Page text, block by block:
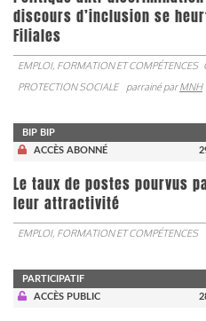
discours d’inclusion se
Filiales
EMPLOI, FORMATION ET COMPÉTENCES
PROTECTION SOCIALE
parrainé parMNH
BIP BIP
ACCÈS ABONNÉ
Le taux de postes pourvus
leur attractivité
EMPLOI, FORMATION ET COMPÉTENCES
PARTICIPATIF
ACCÈS PUBLIC